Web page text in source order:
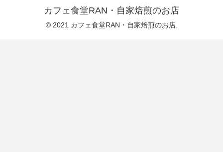
カフェ食堂RAN・自家焙煎のお店
© 2021 カフェ食堂RAN・自家焙煎のお店.